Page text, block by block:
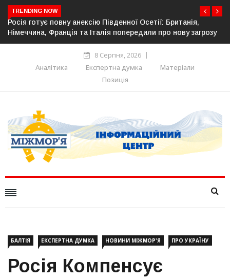
TRENDING NOW
Британія,
про нову загрозу
Естонія посилює кордон із Росією:
прикордонної інфраструктури
8 Серпня, 2026
Аналітика
Експертна думка
Матеріали
Позиція
БАЛТІЯ ЕКСПЕРТНА ДУМКА НОВИНИ МІЖМОР'Я ПРО УКРАЇНУ
Росія Компенсує